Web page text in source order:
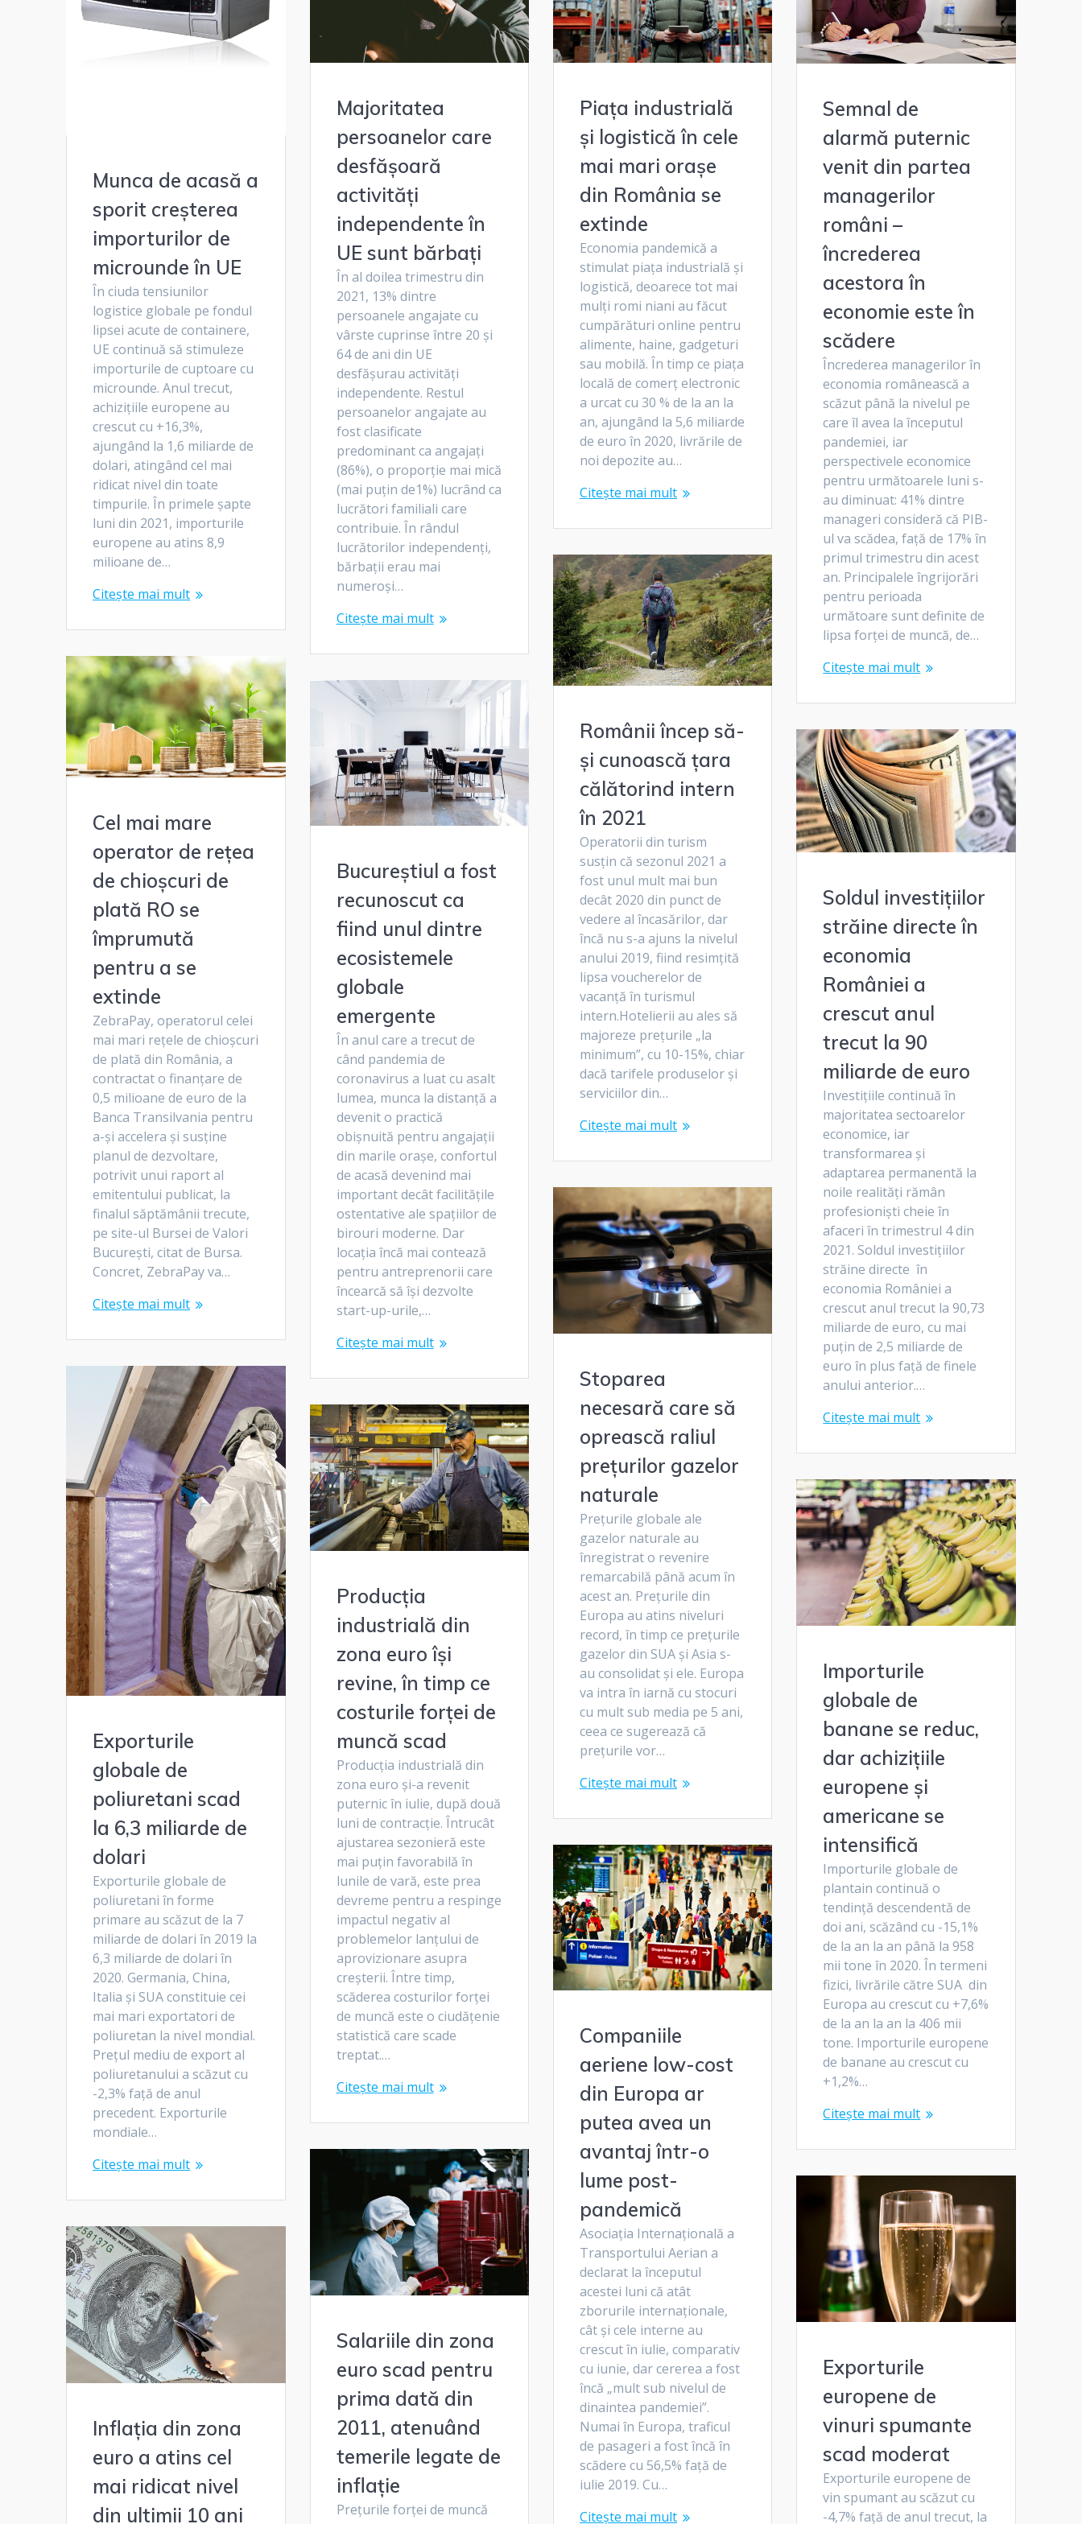
Munca de acasă a
sporit creșterea
importurilor de
microunde în UE
În ciuda tensiunilor
logistice globale pe fondul
lipsei acute de containere,
UE continuă să stimuleze
importurile de cuptoare cu
microunde. Anul trecut,
achizițiile europene au
crescut cu +16,3%,
ajungând la 1,6 miliarde de
dolari, atingând cel mai
ridicat nivel din toate
timpurile. În primele șapte
luni din 2021, importurile
europene au atins 8,9
milioane de…
Citește mai mult
Majoritatea
persoanelor care
desfășoară
activități
independente în
UE sunt bărbați
În al doilea trimestru din
2021, 13% dintre
persoanele angajate cu
vârste cuprinse între 20 și
64 de ani din UE
desfășurau activități
independente. Restul
persoanelor angajate au
fost clasificate
predominant ca angajați
(86%), o proporție mai mică
(mai puțin de1%) lucrând ca
lucrători familiali care
contribuie. În rândul
lucrătorilor independenți,
bărbații erau mai
numeroși…
Citește mai mult
Piața industrială
și logistică în cele
mai mari orașe
din România se
extinde
Economia pandemică a
stimulat piața industrială și
logistică, deoarece tot mai
mulți romi niani au făcut
cumpărături online pentru
alimente, haine, gadgeturi
sau mobilă. În timp ce piața
locală de comerț electronic
a urcat cu 30 % de la an la
an, ajungând la 5,6 miliarde
de euro în 2020, livrările de
noi depozite au…
Citește mai mult
Semnal de
alarmă puternic
venit din partea
managerilor
români –
încrederea
acestora în
economie este în
scădere
Încrederea managerilor în
economia românească a
scăzut până la nivelul pe
care îl avea la începutul
pandemiei, iar
perspectivele economice
pentru următoarele luni s-
au diminuat: 41% dintre
manageri consideră că PIB-
ul va scădea, față de 17% în
primul trimestru din acest
an. Principalele îngrijorări
pentru perioada
următoare sunt definite de
lipsa forței de muncă, de…
Citește mai mult
Românii încep să-
și cunoască țara
călătorind intern
în 2021
Operatorii din turism
susţin că sezonul 2021 a
fost unul mult mai bun
decât 2020 din punct de
vedere al încasărilor, dar
încă nu s-a ajuns la nivelul
anului 2019, fiind resimţită
lipsa voucherelor de
vacanţă în turismul
intern.Hotelierii au ales să
majoreze preţurile „la
minimum”, cu 10-15%, chiar
dacă tarifele produselor şi
serviciilor din…
Citește mai mult
Cel mai mare
operator de rețea
de chioșcuri de
plată RO se
împrumută
pentru a se
extinde
ZebraPay, operatorul celei
mai mari rețele de chioșcuri
de plată din România, a
contractat o finanțare de
0,5 milioane de euro de la
Banca Transilvania pentru
a-și accelera și susține
planul de dezvoltare,
potrivit unui raport al
emitentului publicat, la
finalul săptămânii trecute,
pe site-ul Bursei de Valori
București, citat de Bursa.
Concret, ZebraPay va…
Citește mai mult
Bucureștiul a fost
recunoscut ca
fiind unul dintre
ecosistemele
globale
emergente
În anul care a trecut de
când pandemia de
coronavirus a luat cu asalt
lumea, munca la distanță a
devenit o practică
obișnuită pentru angajații
din marile orașe, confortul
de acasă devenind mai
important decât facilitățile
ostentative ale spațiilor de
birouri moderne. Dar
locația încă mai contează
pentru antreprenorii care
încearcă să își dezvolte
start-up-urile,…
Citește mai mult
Soldul investițiilor
străine directe în
economia
României a
crescut anul
trecut la 90
miliarde de euro
Investițiile continuă în
majoritatea sectoarelor
economice, iar
transformarea și
adaptarea permanentă la
noile realități rămân
profesioniști cheie în
afaceri în trimestrul 4 din
2021. Soldul investițiilor
străine directe în
economia României a
crescut anul trecut la 90,73
miliarde de euro, cu mai
puțin de 2,5 miliarde de
euro în plus față de finele
anului anterior.…
Citește mai mult
Stoparea
necesară care să
oprească raliul
prețurilor gazelor
naturale
Prețurile globale ale
gazelor naturale au
înregistrat o revenire
remarcabilă până acum în
acest an. Prețurile din
Europa au atins niveluri
record, în timp ce prețurile
gazelor din SUA și Asia s-
au consolidat și ele. Europa
va intra în iarnă cu stocuri
cu mult sub media pe 5 ani,
ceea ce sugerează că
prețurile vor…
Citește mai mult
Exporturile
globale de
poliuretani scad
la 6,3 miliarde de
dolari
Exporturile globale de
poliuretani în forme
primare au scăzut de la 7
miliarde de dolari în 2019 la
6,3 miliarde de dolari în
2020. Germania, China,
Italia și SUA constituie cei
mai mari exportatori de
poliuretan la nivel mondial.
Prețul mediu de export al
poliuretanului a scăzut cu
-2,3% față de anul
precedent. Exporturile
mondiale…
Citește mai mult
Producția
industrială din
zona euro își
revine, în timp ce
costurile forței de
muncă scad
Producția industrială din
zona euro și-a revenit
puternic în iulie, după două
luni de contracție. Întrucât
ajustarea sezonieră este
mai puțin favorabilă în
lunile de vară, este prea
devreme pentru a respinge
impactul negativ al
problemelor lanțului de
aprovizionare asupra
creșterii. Între timp,
scăderea costurilor forței
de muncă este o ciudățenie
statistică care scade
treptat.…
Citește mai mult
Importurile
globale de
banane se reduc,
dar achizițiile
europene și
americane se
intensifică
Importurile globale de
plantain continuă o
tendință descendentă de
doi ani, scăzând cu -15,1%
de la an la an până la 958
mii tone în 2020. În termeni
fizici, livrările către SUA din
Europa au crescut cu +7,6%
de la an la an la 406 mii
tone. Importurile europene
de banane au crescut cu
+1,2%…
Citește mai mult
Companiile
aeriene low-cost
din Europa ar
putea avea un
avantaj într-o
lume post-
pandemică
Asociația Internațională a
Transportului Aerian a
declarat la începutul
acestei luni că atât
zborurile internaționale,
cât și cele interne au
crescut în iulie, comparativ
cu iunie, dar cererea a fost
încă „mult sub nivelul de
dinaintea pandemiei”.
Numai în Europa, traficul
de pasageri a fost încă în
scădere cu 56,5% față de
iulie 2019. Cu…
Citește mai mult
Salariile din zona
euro scad pentru
prima dată din
2011, atenuând
temerile legate de
inflație
Prețurile forței de muncă
Exporturile
europene de
vinuri spumante
scad moderat
Exporturile europene de
vin spumant au scăzut cu
-4,7% față de anul trecut, la
Inflația din zona
euro a atins cel
mai ridicat nivel
din ultimii 10 ani